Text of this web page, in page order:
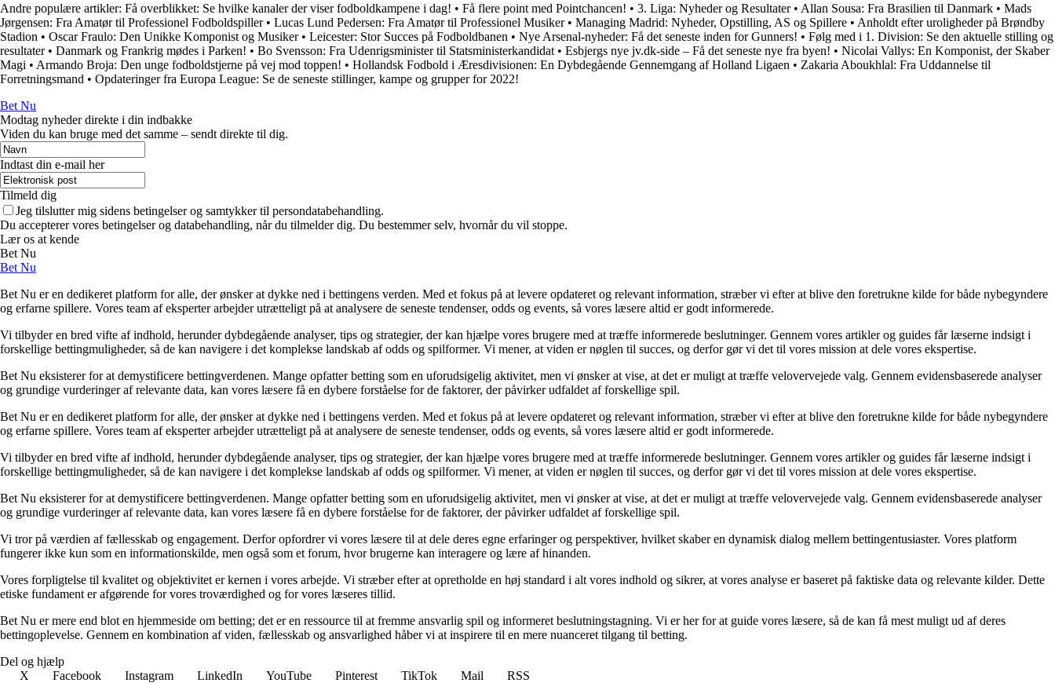
Andre populære artikler: Få overblikket: Se hvilke kanaler der viser fodboldkampene i dag! • Få flere point med Pointchancen! • 3. Liga: Nyheder og Resultater• Allan Sousa: Fra Brasilien til Danmark • Mads
Jørgensen: Fra Amatør til Professionel Fodboldspiller• Lucas Lund Pedersen: Fra Amatør til Professionel Musiker• Managing Madrid: Nyheder, Opstilling, AS og Spillere • Anholdt efter uroligheder på Brøndby
Stadion • Oscar Fraulo: Den Unikke Komponist og Musiker• Leicester: Stor Succes på Fodboldbanen • Nye Arsenal-nyheder: Få det seneste inden for Gunners! • Følg med i 1. Division: Se den aktuelle stilling og
resultater• Danmark og Frankrig mødes i Parken! • Bo Svensson: Fra Udenrigsminister til Statsministerkandidat • Esbjergs nye jv.dk-side – Få det seneste nye fra byen! • Nicolai Vallys: En Komponist, der Skaber
Magi • Armando Broja: Den unge fodboldstjerne på vej mod toppen! • Hollandsk Fodbold i Æresdivisionen: En Dybdegående Gennemgang af Holland Ligaen • Zakaria Aboukhlal: Fra Uddannelse til
Forretningsmand • Opdateringer fra Europa League: Se de seneste stillinger, kampe og grupper for 2022!
Bet Nu
Modtag nyheder direkte i din indbakke
Viden du kan bruge med det samme – sendt direkte til dig.
Indtast din e-mail her
Tilmeld dig
Jeg tilslutter mig sidens betingelser og samtykker til persondatabehandling.
Du accepterer vores betingelser og databehandling, når du tilmelder dig. Du bestemmer selv, hvornår du vil stoppe.
Lær os at kende
Bet Nu
Bet Nu
Bet Nu er en dedikeret platform for alle, der ønsker at dykke ned i bettingens verden. Med et fokus på at levere opdateret og relevant information, stræber vi efter at blive den foretrukne kilde for både nybegyndere
og erfarne spillere. Vores team af eksperter arbejder utrætteligt på at analysere de seneste tendenser, odds og events, så vores læsere altid er godt informerede.
Vi tilbyder en bred vifte af indhold, herunder dybdegående analyser, tips og strategier, der kan hjælpe vores brugere med at træffe informerede beslutninger. Gennem vores artikler og guides får læserne indsigt i
forskellige bettingmuligheder, så de kan navigere i det komplekse landskab af odds og spilformer. Vi mener, at viden er nøglen til succes, og derfor gør vi det til vores mission at dele vores ekspertise.
Bet Nu eksisterer for at demystificere bettingverdenen. Mange opfatter betting som en uforudsigelig aktivitet, men vi ønsker at vise, at det er muligt at træffe velovervejede valg. Gennem evidensbaserede analyser
og grundige vurderinger af relevante data, kan vores læsere få en dybere forståelse for de faktorer, der påvirker udfaldet af forskellige spil.
Bet Nu er en dedikeret platform for alle, der ønsker at dykke ned i bettingens verden. Med et fokus på at levere opdateret og relevant information, stræber vi efter at blive den foretrukne kilde for både nybegyndere
og erfarne spillere. Vores team af eksperter arbejder utrætteligt på at analysere de seneste tendenser, odds og events, så vores læsere altid er godt informerede.
Vi tilbyder en bred vifte af indhold, herunder dybdegående analyser, tips og strategier, der kan hjælpe vores brugere med at træffe informerede beslutninger. Gennem vores artikler og guides får læserne indsigt i
forskellige bettingmuligheder, så de kan navigere i det komplekse landskab af odds og spilformer. Vi mener, at viden er nøglen til succes, og derfor gør vi det til vores mission at dele vores ekspertise.
Bet Nu eksisterer for at demystificere bettingverdenen. Mange opfatter betting som en uforudsigelig aktivitet, men vi ønsker at vise, at det er muligt at træffe velovervejede valg. Gennem evidensbaserede analyser
og grundige vurderinger af relevante data, kan vores læsere få en dybere forståelse for de faktorer, der påvirker udfaldet af forskellige spil.
Vi tror på værdien af fællesskab og engagement. Derfor opfordrer vi vores læsere til at dele deres egne erfaringer og perspektiver, hvilket skaber en dynamisk dialog mellem bettingentusiaster. Vores platform
fungerer ikke kun som en informationskilde, men også som et forum, hvor brugerne kan interagere og lære af hinanden.
Vores forpligtelse til kvalitet og objektivitet er kernen i vores arbejde. Vi stræber efter at opretholde en høj standard i alt vores indhold og sikrer, at vores analyse er baseret på faktiske data og relevante kilder. Dette
etiske fundament er afgørende for vores troværdighed og for vores læseres tillid.
Bet Nu er mere end blot en hjemmeside om betting; det er en ressource til at fremme ansvarlig spil og informeret beslutningstagning. Vi er her for at guide vores læsere, så de kan få mest muligt ud af deres
bettingoplevelse. Gennem en kombination af viden, fællesskab og ansvarlighed håber vi at inspirere til en mere nuanceret tilgang til betting.
Del og hjælp
X
Facebook Instagram LinkedIn YouTube Pinterest TikTok Mail
RSS